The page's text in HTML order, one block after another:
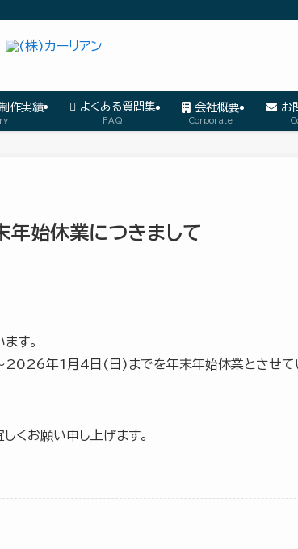
作実績 よくある質問集
FAQ
会社概要
Corporate
お
始休業につきまして
す。
年1月4日(日)までを年末年始休業とさせて
くお願い申し上げます。